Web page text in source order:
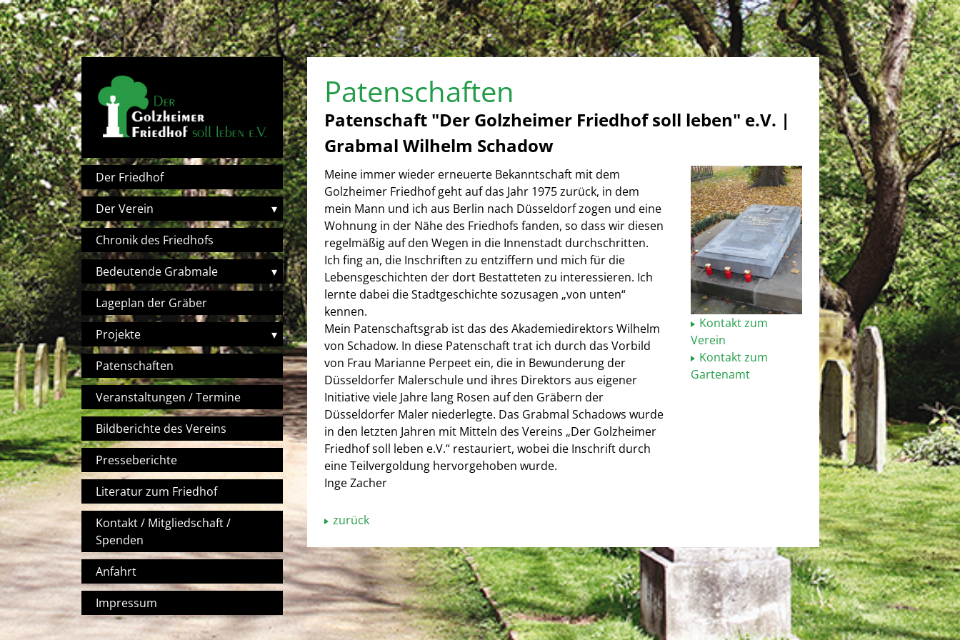
Direkt zum Inhalt
Hauptnavigation
Der Friedhof
Der Verein
▾
Chronik des Friedhofs
Bedeutende Grabmale
▾
Lageplan der Gräber
Projekte
▾
Patenschaften
Veranstaltungen / Termine
Bildberichte des Vereins
Presseberichte
Literatur zum Friedhof
Kontakt / Mitgliedschaft /
Spenden
Anfahrt
Impressum
Patenschaften
Patenschaft "Der Golzheimer Friedhof soll leben" e.V. |
Grabmal Wilhelm Schadow
Meine immer wieder erneuerte Bekanntschaft mit dem
Golzheimer Friedhof geht auf das Jahr 1975 zurück, in dem
mein Mann und ich aus Berlin nach Düsseldorf zogen und eine
Wohnung in der Nähe des Friedhofs fanden, so dass wir diesen
regelmäßig auf den Wegen in die Innenstadt durchschritten.
Ich fing an, die Inschriften zu entziffern und mich für die
Lebensgeschichten der dort Bestatteten zu interessieren. Ich
lernte dabei die Stadtgeschichte sozusagen „von unten“
kennen.
Mein Patenschaftsgrab ist das des Akademiedirektors Wilhelm
von Schadow. In diese Patenschaft trat ich durch das Vorbild
von Frau Marianne Perpeet ein, die in Bewunderung der
Düsseldorfer Malerschule und ihres Direktors aus eigener
Initiative viele Jahre lang Rosen auf den Gräbern der
Düsseldorfer Maler niederlegte. Das Grabmal Schadows wurde
in den letzten Jahren mit Mitteln des Vereins „Der Golzheimer
Friedhof soll leben e.V.“ restauriert, wobei die Inschrift durch
eine Teilvergoldung hervorgehoben wurde.
Inge Zacher
Kontakt zum
Verein
Kontakt zum
Gartenamt
zurück